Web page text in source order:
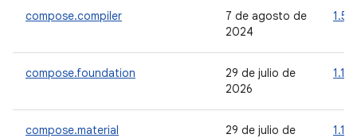
compose.compiler
7 de agosto de
2024
compose.foundation
29 de julio de
2026
compose.material
29 de julio de